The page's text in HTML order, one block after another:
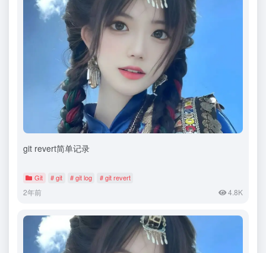
git revert简单记录
Git # git # git log # git revert
2年前 4.8K